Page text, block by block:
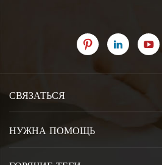
СВЯЗАТЬСЯ
НУЖНА ПОМОЩЬ